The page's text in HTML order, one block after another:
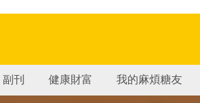
副刊 健康財富 我的麻煩糖友